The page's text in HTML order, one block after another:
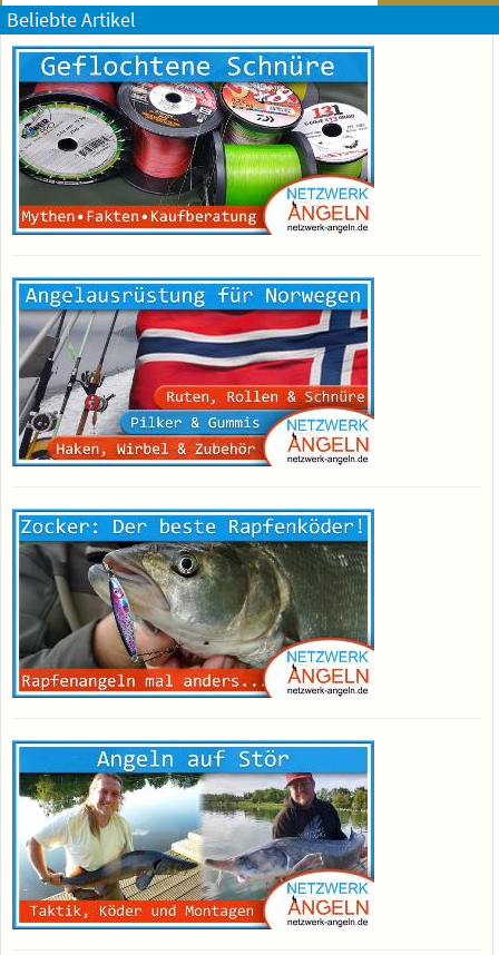
Beliebte Artikel